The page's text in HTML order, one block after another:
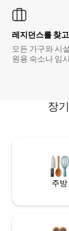
레지던스를 찾
모든 가구와 시
원용 숙소나 임
장
주방